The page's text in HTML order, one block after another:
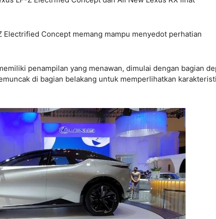
Concept memang mampu menyedot perhatian
penampilan yang menawan, dimulai dengan bagian
di bagian belakang untuk memperlihatkan